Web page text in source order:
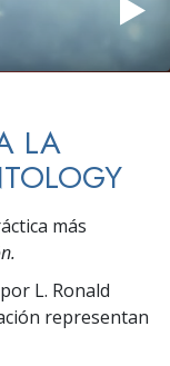
LA
más
L. Ronald
representan